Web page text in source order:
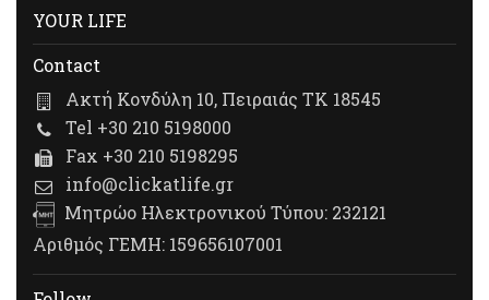
YOUR LIFE
Contact
Ακτή Κονδύλη 10, Πειραιάς ΤΚ 18545
Tel +30 210 5198000
Fax +30 210 5198295
info@clickatlife.gr
Μητρώο Ηλεκτρονικού Τύπου: 232121
Αριθμός ΓΕΜΗ: 159656107001